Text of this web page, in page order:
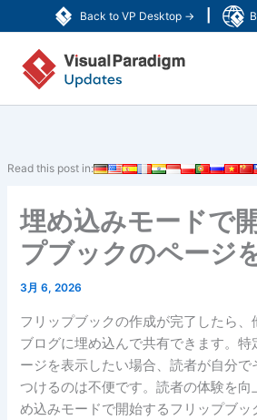
Back to VP Desktop →
容
Read this post in:
埋め込みモードで
プブックのページ
3月 6, 2026
フリップブックの作成が完了したら、
ブログに埋め込んで共有できます。
ージを表示したい場合、読者が自分で
つけるのは不便です。読者の体験を向
め込みモードで開始するフリップブ